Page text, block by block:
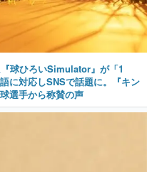
球ひろいSimulator』が「1
に対応しSNSで話題に。『キン
選手から称賛の声